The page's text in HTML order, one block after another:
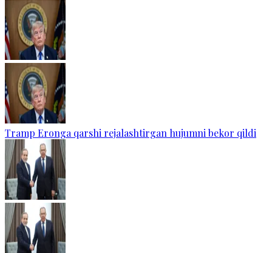
Tramp Eronga qarshi rejalashtirgan hujumni bekor qildi